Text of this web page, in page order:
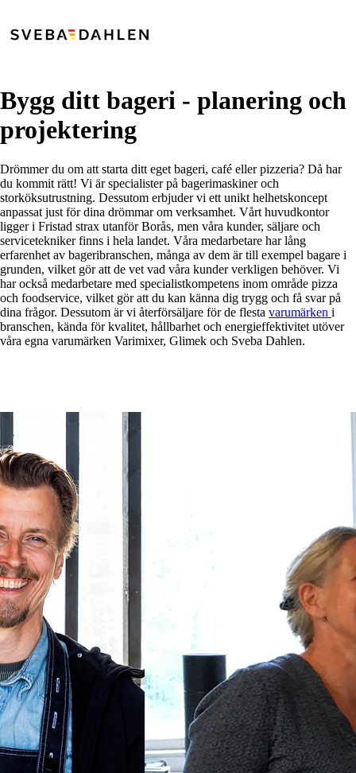
Bygg ditt bageri - planering och
projektering
Drömmer du om att starta ditt eget bageri, café eller pizzeria? Då har
du kommit rätt! Vi är specialister på bagerimaskiner och
storköksutrustning. Dessutom erbjuder vi ett unikt helhetskoncept
anpassat just för dina drömmar om verksamhet. Vårt huvudkontor
ligger i Fristad strax utanför Borås, men våra kunder, säljare och
servicetekniker finns i hela landet. Våra medarbetare har lång
erfarenhet av bageribranschen, många av dem är till exempel bagare i
grunden, vilket gör att de vet vad våra kunder verkligen behöver. Vi
har också medarbetare med specialistkompetens inom område pizza
och foodservice, vilket gör att du kan känna dig trygg och få svar på
dina frågor. Dessutom är vi återförsäljare för de flesta varumärken i
branschen, kända för kvalitet, hållbarhet och energieffektivitet utöver
våra egna varumärken Varimixer, Glimek och Sveba Dahlen.